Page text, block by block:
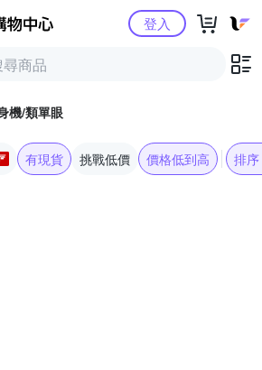
Yahoo購物中心登入
機/類單眼
有現貨 挑戰低價 價格低到高 排序